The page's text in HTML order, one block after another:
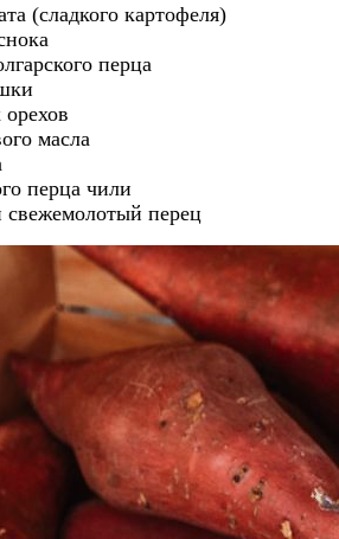
(сладкого картофеля)
перца
орехов
масла
перца чили
свежемолотый перец